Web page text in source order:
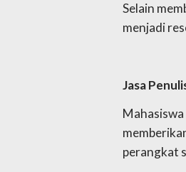
Selain
menjadi
Jasa
perangkat